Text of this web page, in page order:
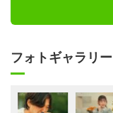
フォトギャラリー